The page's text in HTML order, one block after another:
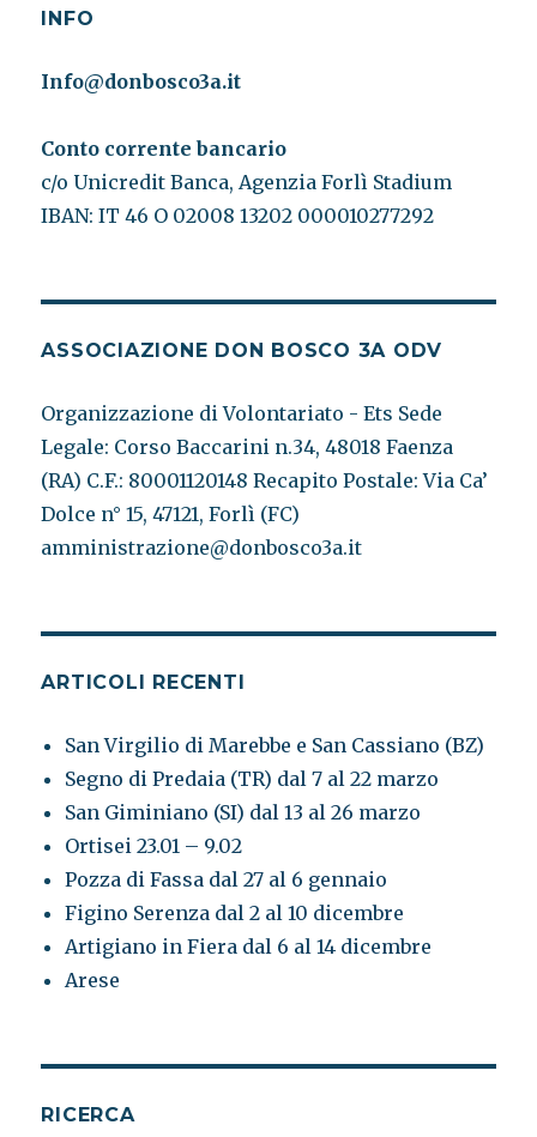
INFO
Info@donbosco3a.it
Conto corrente bancario
c/o Unicredit Banca, Agenzia Forlì Stadium
IBAN: IT 46 O 02008 13202 000010277292
ASSOCIAZIONE DON BOSCO 3A ODV
Organizzazione di Volontariato - Ets Sede
Legale: Corso Baccarini n.34, 48018 Faenza
(RA) C.F.: 80001120148 Recapito Postale: Via Ca’
Dolce n° 15, 47121, Forlì (FC)
amministrazione@donbosco3a.it
ARTICOLI RECENTI
San Virgilio di Marebbe e San Cassiano (BZ)
Segno di Predaia (TR) dal 7 al 22 marzo
San Giminiano (SI) dal 13 al 26 marzo
Ortisei 23.01 – 9.02
Pozza di Fassa dal 27 al 6 gennaio
Figino Serenza dal 2 al 10 dicembre
Artigiano in Fiera dal 6 al 14 dicembre
Arese
RICERCA